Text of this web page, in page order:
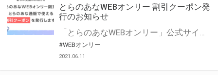
とらのあなWEBオンリー 割引クーポン発
行のお知らせ
「とらのあなWEBオンリー」公式サイトでとらのあな通販の「割引クーポン」を配布中！ イベントごとに開催当日限定で使える割引クーポンのシリアルコードを発行します。 とらのあなWEBオンリーのページをチェックして、イベント当日にお得にお買い物を楽しみましょう♪ ※本キャンペーンは予告なく終了する場合がございます。 とらのあなWEBオンリーサイトはこちら
#WEBオンリー
2021.06.11